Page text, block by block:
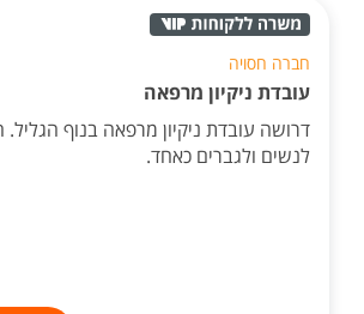
חברה חסויה
עובדת ניקיון מרפאה
דרושה עובדת ניקיון מרפאה בנוף
לנשים ולגברים כאחד.